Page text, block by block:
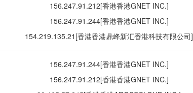
156.247.91.212[香港香港GNET INC.]
156.247.91.244[香港香港GNET INC.]
154.219.135.21[香港香港鼎峰新汇香港科技有限公司]
156.247.91.244[香港香港GNET INC.]
156.247.91.212[香港香港GNET INC.]